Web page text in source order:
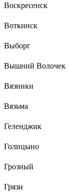
Воскресенск
Воткинск
Выборг
Вышний Волочек
Вязники
Вязьма
Геленджик
Голицыно
Грозный
Грязи